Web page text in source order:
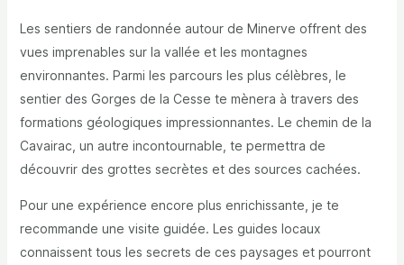
Les sentiers de randonnée autour de Minerve offrent des
vues imprenables sur la vallée et les montagnes
environnantes. Parmi les parcours les plus célèbres, le
sentier des Gorges de la Cesse te mènera à travers des
formations géologiques impressionnantes. Le chemin de la
Cavairac, un autre incontournable, te permettra de
découvrir des grottes secrètes et des sources cachées.
Pour une expérience encore plus enrichissante, je te
recommande une visite guidée. Les guides locaux
connaissent tous les secrets de ces paysages et pourront